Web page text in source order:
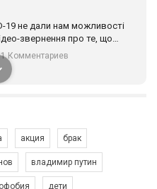
19 не дали нам можливості
звернення про те, що
не можемо зустрінеться, ми
цінності рівності та
Регіональні підрозділи
1 Комментариев
акция брак
владимир путин
дети